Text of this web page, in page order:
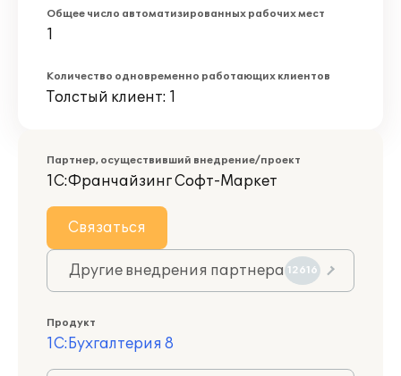
Общее число автоматизированных рабочих мест
1
Количество одновременно работающих клиентов
Толстый клиент: 1
Партнер, осуществивший внедрение/проект
1С:Франчайзинг Софт-Маркет
Связаться
Другие внедрения партнера 12616
Продукт
1С:Бухгалтерия 8